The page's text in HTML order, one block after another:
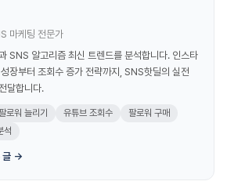
마케팅 전문가
SNS 알고리즘 최신 트렌드를 분석합니다. 인스타
성장부터 조회수 증가 전략까지, SNS핫딜의 실전
달합니다.
로워 늘리기 유튜브 조회수
팔로워 구매
석
글 →